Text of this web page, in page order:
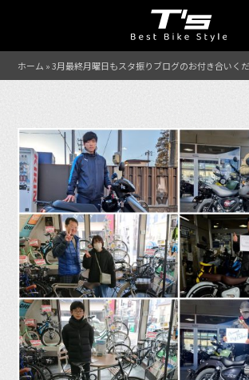
ホーム »3月最終月曜日もスタ振りブログのお付き合いく